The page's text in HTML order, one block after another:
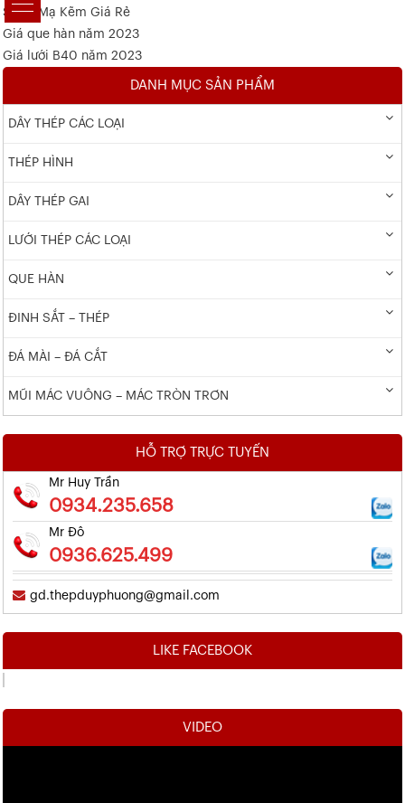
Sắt V Mạ Kẽm Giá Rẻ
Giá que hàn năm 2023
Giá lưới B40 năm 2023
DANH MỤC SẢN PHẨM
DÂY THÉP CÁC LOẠI
THÉP HÌNH
DÂY THÉP GAI
LƯỚI THÉP CÁC LOẠI
QUE HÀN
ĐINH SẮT – THÉP
ĐÁ MÀI – ĐÁ CẮT
MŨI MÁC VUÔNG – MÁC TRÒN TRƠN
HỖ TRỢ TRỰC TUYẾN
Mr Huy Trần
0934.235.658
Mr Đô
0936.625.499
gd.thepduyphuong@gmail.com
LIKE FACEBOOK
VIDEO